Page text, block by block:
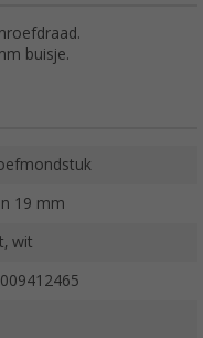
buisje.
19 mm
wit